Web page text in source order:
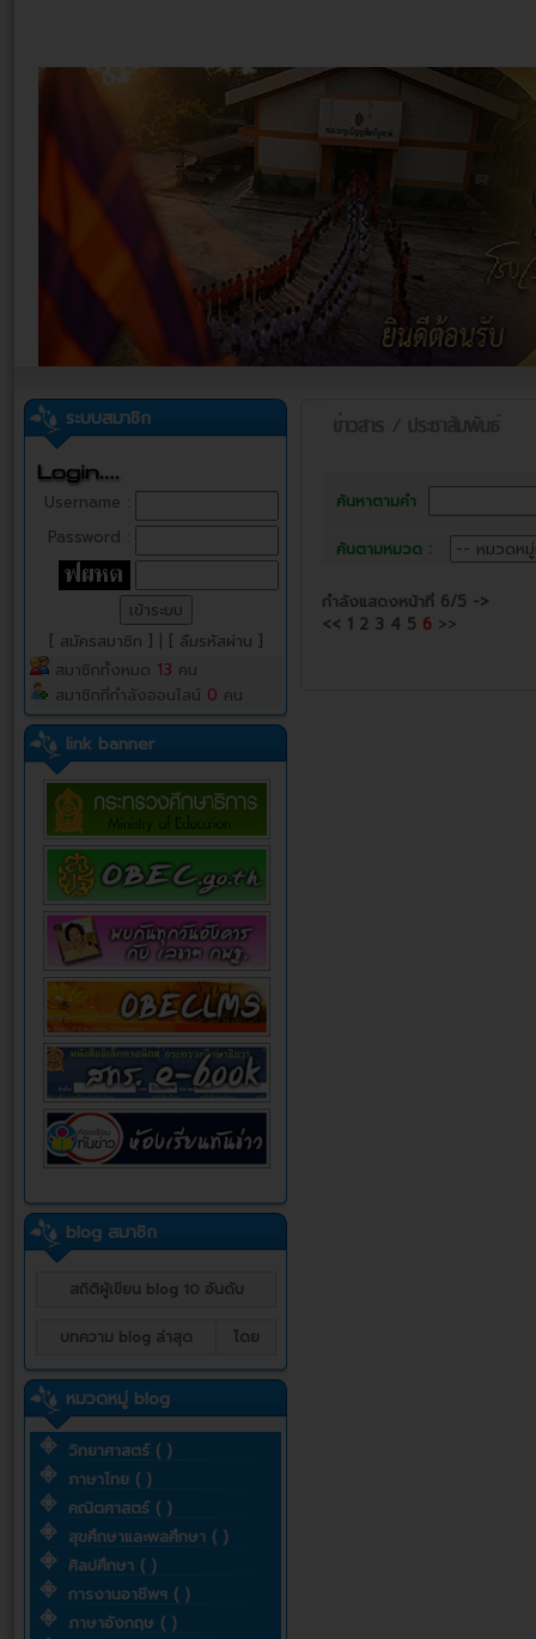
ระบบสมาชิก
Username :
Password :
[ สมัครสมาชิก ]
[ ลืมรหัสผ่าน ]
สมาชิกทั้งหมด 13 คน
สมาชิกที่กำลังออนไลน์ 0 คน
link banner
blog สมาชิก
สถิติผู้เขียน blog 10 อันดับ
บทความ blog ล่าสุด โดย
หมวดหมู่ blog
วิทยาศาสตร์ ( )
ภาษาไทย ( )
คณิตศาสตร์ ( )
สุขศึกษาและพลศึกษา ( )
ศิลปศึกษา ( )
การงานอาชีพฯ ( )
ภาษาอังกฤษ ( )
ค้นหาตามคำ
ค้นตามหมวด :
กำลังแสดงหน้าที่ 6/5 ->
<< 1 2 3 4 5 6 >>